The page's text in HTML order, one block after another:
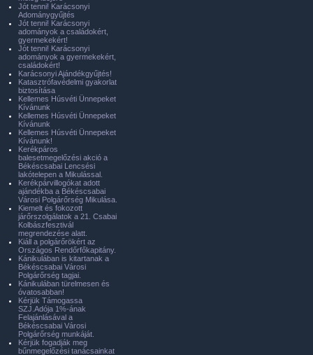
Jót tenni! Karácsonyi
Adománygyűjtés
Jót tenni! Karácsonyi
adományok a családokért,
gyermekekért!
Jót tenni! Karácsonyi
adományok a gyermekekért,
családokért!
Karácsonyi Ajándékgyűjtés!
Katasztrófavédelmi gyakorlat
biztosítása
Kellemes Húsvéti Ünnepeket
Kívánunk
Kellemes Húsvéti Ünnepeket
Kívánunk
Kellemes Húsvéti Ünnepeket
Kívánunk!
Kerékpáros
balesetmegelőzési akció a
Békéscsabai Lencsési
lakótelepen a Mikulással.
Kerékpárvillogókat adott
ajándékba a Békéscsabai
Városi Polgárőrség Mikulása.
Kiemelt és fokozott
járőrszolgálatok a 21. Csabai
Kolbászfesztivál
megrendezése alatt.
Kiáll a polgárőrökért az
Országos Rendőrfőkapitány.
Kánikulában is kitartanak a
Békéscsabai Városi
Polgárőrség tagjai.
Kánikulában türelmesen és
óvatosabban!
Kérjük Támogassa
SZJ.Adója 1%-ának
Felajánlásával a
Békéscsabai Városi
Polgárőrség munkáját.
Kérjük fogadják meg
bűnmegelőzési tanácsainkat